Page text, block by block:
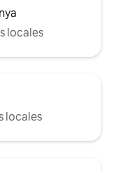
locales
locales